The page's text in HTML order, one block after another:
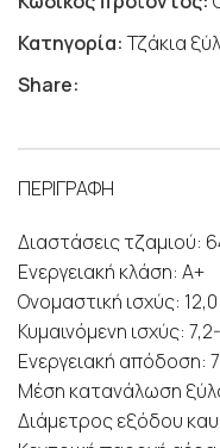
Κατηγορία: Τζάκια
Share:
ΠΕΡΙΓΡΑΦΗ
Διαστάσεις τζαμιού:
Ενεργειακή κλάση: Α+
Ονομαστική ισχύς:
Κυμαινόμενη ισχύς:
Ενεργειακή απόδοση:
Μέση κατανάλωση
Διάμετρος εξόδου